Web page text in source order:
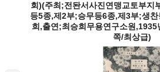
회)(주최;전돤서사진연맹교토부지
등5종,제2부;승무등6종,제3부;생
희,출연;최승희무용연구소원
쪽/최상급)